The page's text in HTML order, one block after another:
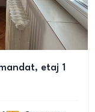
etaj 1